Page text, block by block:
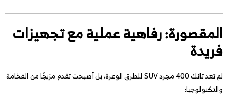
المقصورة: رفاهية عملية مع تجهيزات
فريدة
لم تعد تانك 400 مجرد SUV للطرق الوعرة، بل أصبحت تقدم مزيجًا من الفخامة
والتكنولوجيا: